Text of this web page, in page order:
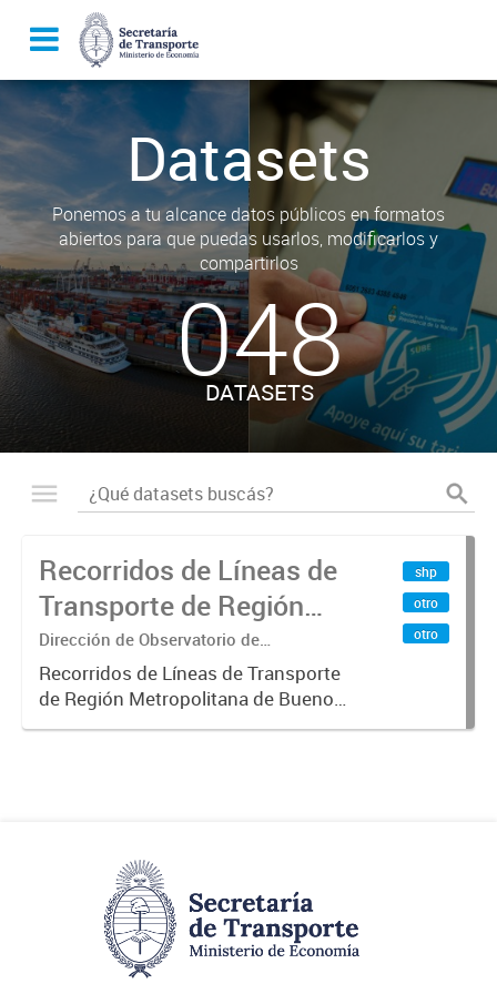
Datasets
Ponemos a tu alcance datos públicos en formatos
abiertos para que puedas usarlos, modificarlos y
compartirlos
048
DATASETS
Recorridos de Líneas de
Transporte de Región
Metropolitana de
Buenos Aires (RMBA)
Dirección de Observatorio de
Transporte, Estudio y Sistemas
Recorridos de Líneas de Transporte
de Región Metropolitana de Buenos
Aires (RMBA).-
shp
otro
otro